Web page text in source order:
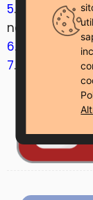
5. Ricama le
nero.
6. Attacca i
7. Cuci la